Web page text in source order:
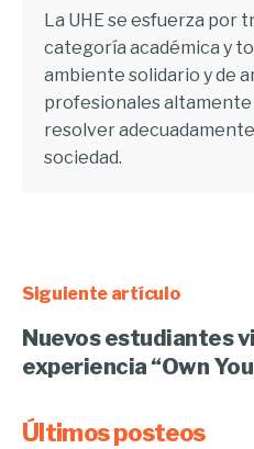
La UHE se esfuerza por
categoría académica y
ambiente solidario y de
profesionales altamente
resolver
sociedad.
Siguiente artículo
Nuevos estudiantes
experiencia “Own
Últimos posteos